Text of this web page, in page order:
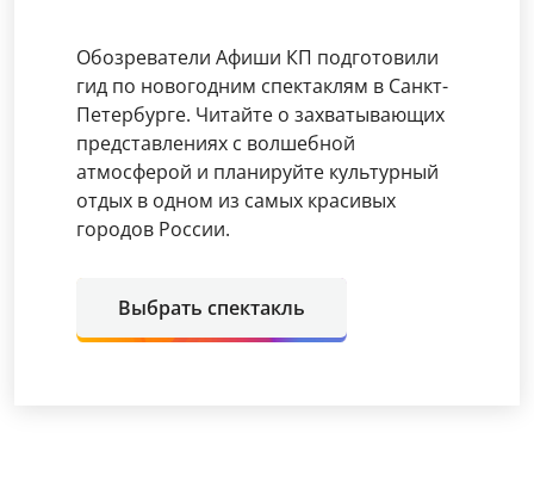
Обозреватели Афиши КП подготовили
гид по новогодним спектаклям в Санкт-
Петербурге. Читайте о захватывающих
представлениях с волшебной
атмосферой и планируйте культурный
отдых в одном из самых красивых
городов России.
Выбрать спектакль